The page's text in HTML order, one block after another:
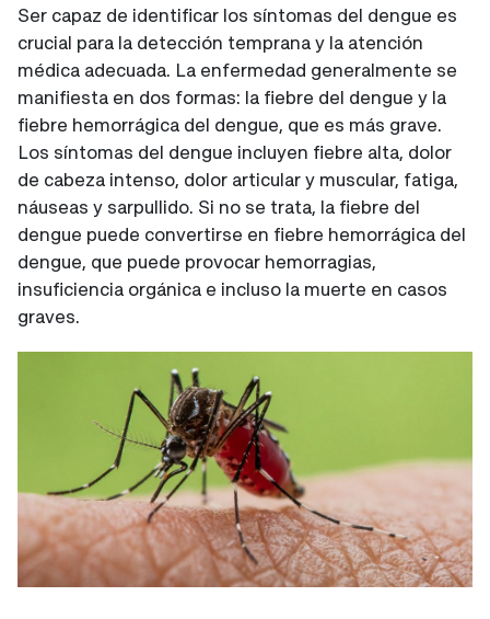
Ser capaz de identificar los síntomas del dengue es
crucial para la detección temprana y la atención
médica adecuada. La enfermedad generalmente se
manifiesta en dos formas: la fiebre del dengue y la
fiebre hemorrágica del dengue, que es más grave.
Los síntomas del dengue incluyen fiebre alta, dolor
de cabeza intenso, dolor articular y muscular, fatiga,
náuseas y sarpullido. Si no se trata, la fiebre del
dengue puede convertirse en fiebre hemorrágica del
dengue, que puede provocar hemorragias,
insuficiencia orgánica e incluso la muerte en casos
graves.